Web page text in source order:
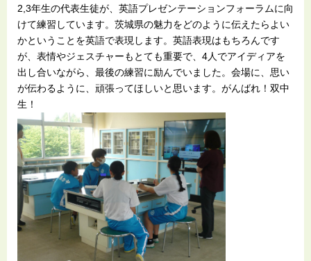
2,3年生の代表生徒が、英語プレゼンテーションフォーラムに向
けて練習しています。茨城県の魅力をどのように伝えたらよい
かということを英語で表現します。英語表現はもちろんです
が、表情やジェスチャーもとても重要で、4人でアイディアを
出し合いながら、最後の練習に励んでいました。会場に、思い
が伝わるように、頑張ってほしいと思います。がんばれ！双中
生！